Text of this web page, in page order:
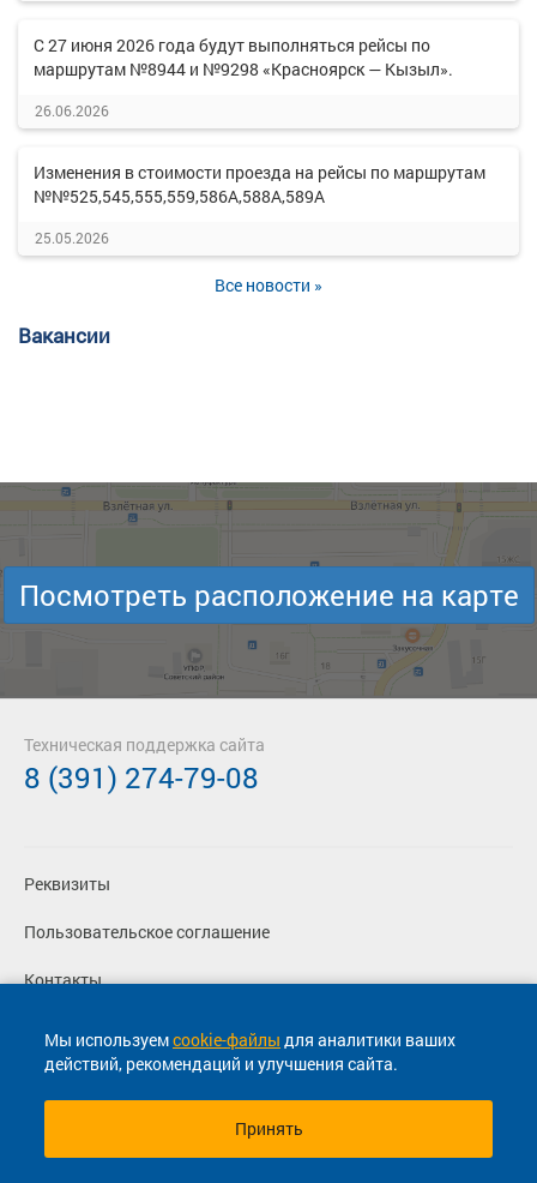
С 27 июня 2026 года будут выполняться рейсы по
маршрутам №8944 и №9298 «Красноярск — Кызыл».
26.06.2026
Изменения в стоимости проезда на рейсы по маршрутам
№№525,545,555,559,586А,588А,589А
25.05.2026
Все новости »
Вакансии
Мы используемcookie-файлы для аналитики ваших
действий, рекомендаций и улучшения сайта.
Принять
Посмотреть расположение на карте
Реквизиты
Пользовательское соглашение
Контакты
Политика конфиденциальности
Перевозчикам
Техническая поддержка сайта
8 (391) 274-79-08
© 2013-2026, ООО "Капитал"- Онлайн сервис продажи